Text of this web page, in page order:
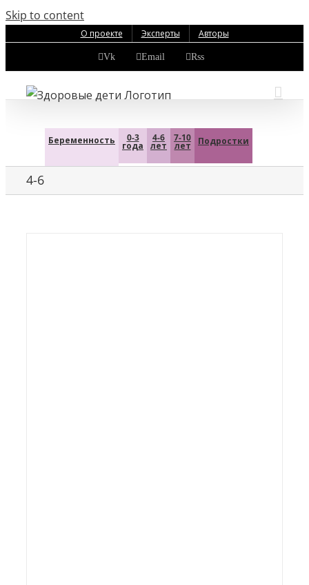
Skip to content
О проекте Эксперты Авторы
Vk Email Rss
Беременность 0-3
года
4-6
лет
7-10
лет Подростки
4-6